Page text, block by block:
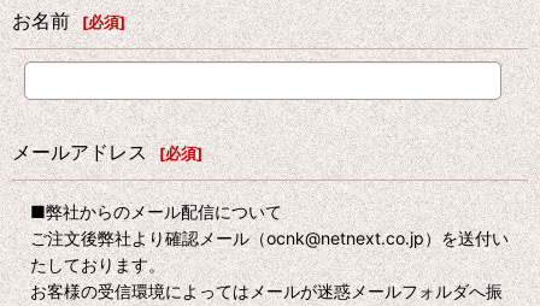
お名前 [必須]
メールアドレス [必須]
■弊社からのメール配信について
ご注文後弊社より確認メール（ocnk@netnext.co.jp）を送付い
たしております。
お客様の受信環境によってはメールが迷惑メールフォルダへ振